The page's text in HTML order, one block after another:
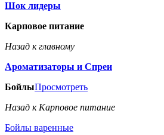
Шок лидеры
Карповое питание
Назад к главному
Ароматизаторы и Спреи
БойлыПросмотреть
Назад к Карповое питание
Бойлы варенные